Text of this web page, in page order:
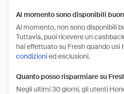
Al momento sono disponibili
Al momento, non sono disponibili
Tuttavia, puoi ricevere un
hai effettuato su Fresh quando usi
condizionied esclusioni.
Quanto posso risparmiare su
Negli ultimi 30 giorni, gli utenti